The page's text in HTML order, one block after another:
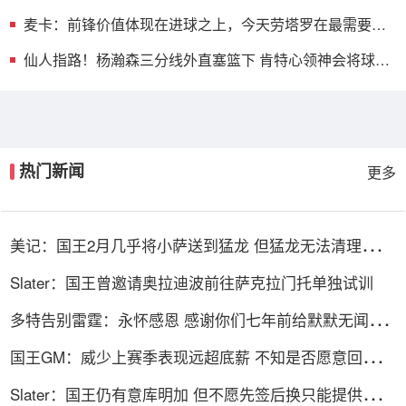
麦卡：前锋价值体现在进球之上，今天劳塔罗在最需要时
仙人指路！杨瀚森三分线外直塞篮下 肯特心领神会将球放
热门新闻 更多
美记：国王2月几乎将小萨送到猛龙 但猛龙无法清理珀尔
Slater：国王曾邀请奥拉迪波前往萨克拉门托单独试训
多特告别雷霆：永怀感恩 感谢你们七年前给默默无闻的
国王GM：威少上赛季表现远超底薪 不知是否愿意回归扮
Slater：国王仍有意库明加 但不愿先签后换只能提供底薪